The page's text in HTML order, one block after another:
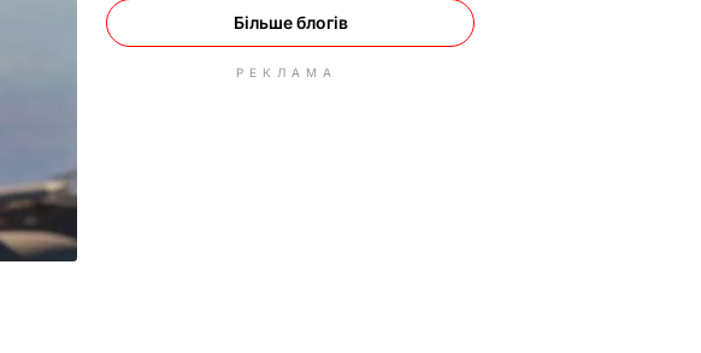
Більше блогів
РЕКЛАМА